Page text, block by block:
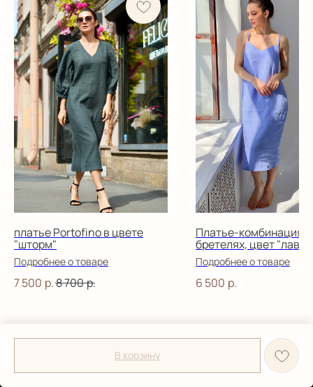
В корзину
платье Portofino в цвете
"шторм"
Подробнее о товаре
7 500 р.8 700р.
Платье-комбинация
бретелях, цвет
Подробнее о товаре
6 500 р.
Made on